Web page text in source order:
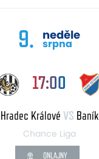
9. neděle
srpna
17:00
Hradec Králové VS Baník
Chance Liga
ONLAJNY